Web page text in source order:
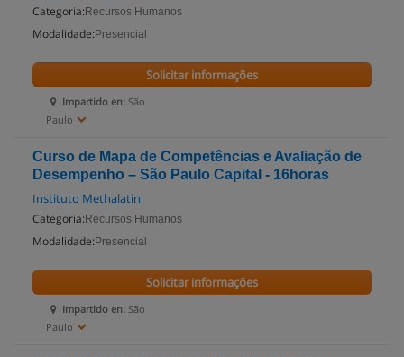
Categoria: Recursos Humanos
Modalidade: Presencial
Impartido en: São
Paulo
Solicitar informações
Curso de Mapa de Competências e Avaliação de
Desempenho – São Paulo Capital - 16horas
Instituto Methalatin
Categoria: Recursos Humanos
Modalidade: Presencial
Impartido en: São
Paulo
Solicitar informações